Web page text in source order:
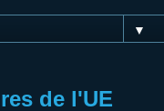
▼
de l'UE